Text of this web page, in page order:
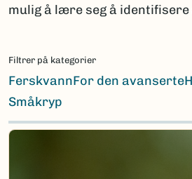
mulig å lære seg å
Filtrer på kategorier
FerskvannFor den avanserte
Småkryp